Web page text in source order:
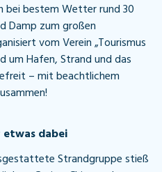
bestem Wetter rund 30
Damp zum großen
vom Verein „Tourismus
um Hafen, Strand und das
– mit beachtlichem
etwas dabei
Strandgruppe stieß